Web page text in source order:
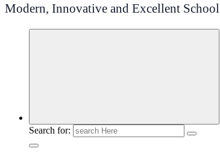
Modern, Innovative and Excellent School
Search for: